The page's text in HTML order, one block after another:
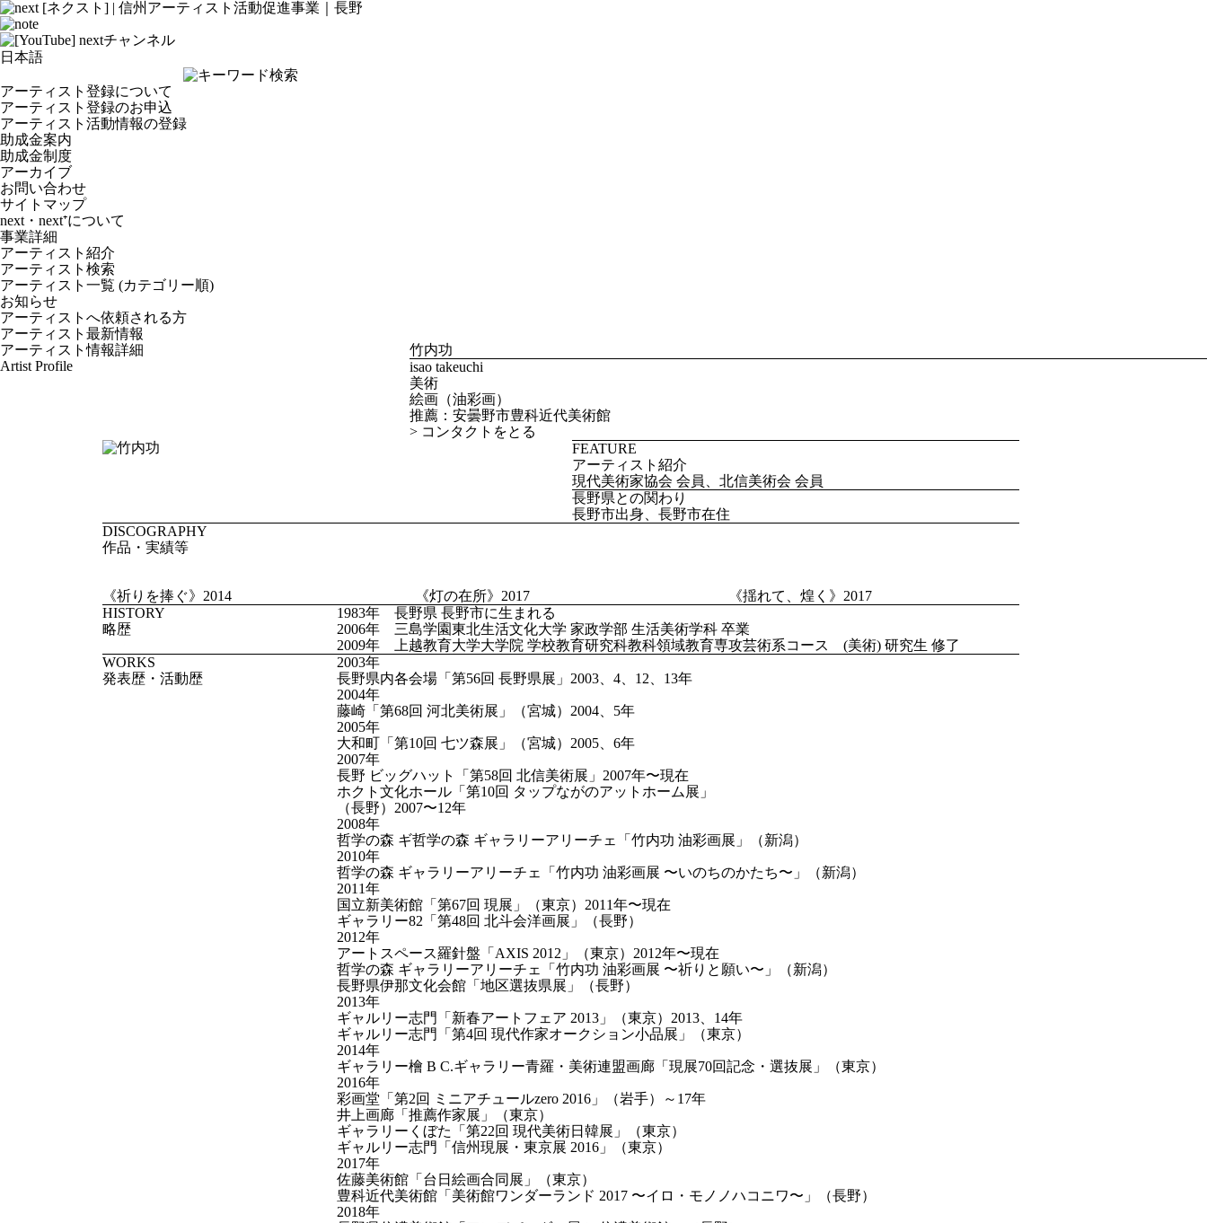
next・next⁺について
事業詳細
アーティスト紹介
アーティスト検索
アーティスト一覧 (カテゴリー順)
お知らせ
アーティストへ依頼される方
アーティスト最新情報
アーティスト登録について
アーティスト登録のお申込
アーティスト活動情報の登録
助成金案内
助成金制度
アーカイブ
お問い合わせ
サイトマップ
アーティスト情報詳細
Artist Profile
竹内功
isao takeuchi
美術
絵画（油彩画）
推薦：安曇野市豊科近代美術館
> コンタクトをとる
FEATURE
アーティスト紹介
現代美術家協会 会員、北信美術会 会員
長野県との関わり
長野市出身、長野市在住
DISCOGRAPHY
作品・実績等
《祈りを捧ぐ》2014 《灯の在所》2017
《揺れて、煌く》2017
HISTORY
略歴
1983年 長野県 長野市に生まれる
2006年 三島学園東北生活文化大学 家政学部 生活美術学科 卒業
2009年 上越教育大学大学院 学校教育研究科教科領域教育専攻芸術系コース (美術) 研究生 修了
WORKS
発表歴・活動歴
2003年
長野県内各会場「第56回 長野県展」2003、4、12、13年
2004年
藤崎「第68回 河北美術展」（宮城）2004、5年
2005年
大和町「第10回 七ツ森展」（宮城）2005、6年
2007年
長野 ビッグハット「第58回 北信美術展」2007年〜現在
ホクト文化ホール「第10回 タップながのアットホーム展」
（長野）2007〜12年
2008年
哲学の森 ギ哲学の森 ギャラリーアリーチェ「竹内功 油彩画展」（新潟）
2010年
哲学の森 ギャラリーアリーチェ「竹内功 油彩画展 〜いのちのかたち〜」（新潟）
2011年
国立新美術館「第67回 現展」（東京）2011年〜現在
ギャラリー82「第48回 北斗会洋画展」（長野）
2012年
アートスペース羅針盤「AXIS 2012」（東京）2012年〜現在
哲学の森 ギャラリーアリーチェ「竹内功 油彩画展 〜祈りと願い〜」（新潟）
長野県伊那文化会館「地区選抜県展」（長野）
2013年
ギャルリー志門「新春アートフェア 2013」（東京）2013、14年
ギャルリー志門「第4回 現代作家オークション小品展」（東京）
2014年
ギャラリー檜 B C.ギャラリー青羅・美術連盟画廊「現展70回記念・選抜展」（東京）
2016年
彩画堂「第2回 ミニアチュールzero 2016」（岩手）～17年
井上画廊「推薦作家展」（東京）
ギャラリーくぼた「第22回 現代美術日韓展」（東京）
ギャルリー志門「信州現展・東京展 2016」（東京）
2017年
佐藤美術館「台日絵画合同展」（東京）
豊科近代美術館「美術館ワンダーランド 2017 〜イロ・モノノハコニワ〜」（長野）
2018年